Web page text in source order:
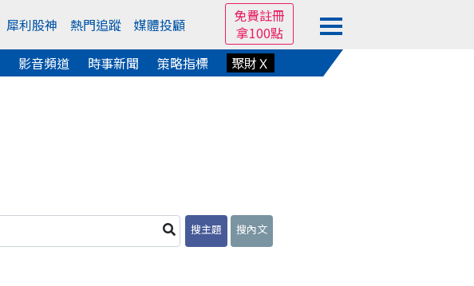
犀利股神 熱門追蹤 媒體投顧
免費註冊
拿100點
影音頻道 時事新聞 策略指標 聚財Ｘ
搜主題 搜內文